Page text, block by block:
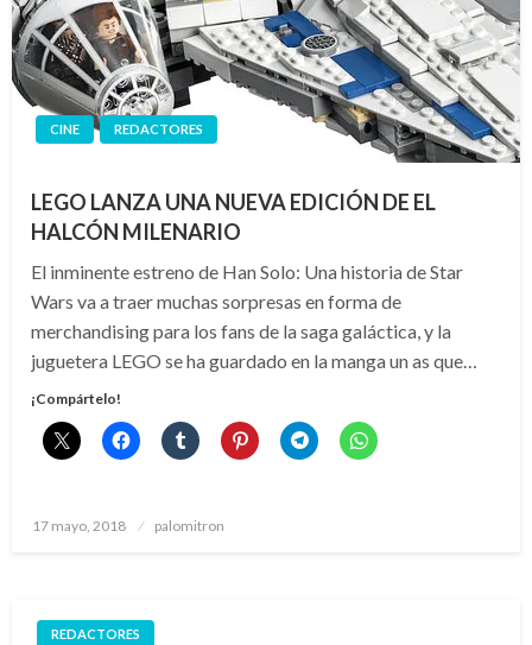
CINE REDACTORES
LEGO LANZA UNA NUEVA EDICIÓN DE EL
HALCÓN MILENARIO
El inminente estreno de Han Solo: Una historia de Star
Wars va a traer muchas sorpresas en forma de
merchandising para los fans de la saga galáctica, y la
juguetera LEGO se ha guardado en la manga un as que…
¡Compártelo!
Publicado
17 mayo, 2018 palomitron
REDACTORES